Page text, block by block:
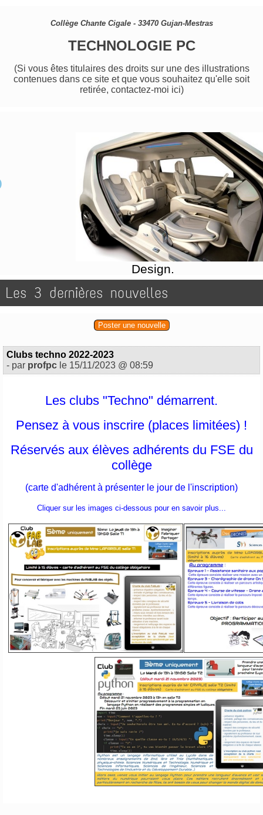
Collège Chante Cigale - 33470 Gujan-Mestras
TECHNOLOGIE PC
(Si vous êtes titulaires des droits sur une des illustrations
contenues dans ce site et que vous souhaitez qu'elle soit
retirée, contactez-moi ici)
Design.
Les 3 dernières nouvelles
Poster une nouvelle
Clubs techno 2022-2023
- par profpc le 15/11/2023 @ 08:59
Les clubs "Techno" démarrent.
Pensez à vous inscrire (places limitées) !
Réservés aux élèves adhérents du FSE du
collège
(carte d'adhérent à présenter le jour de l'inscription)
Cliquer sur les images ci-dessous pour en savoir plus...